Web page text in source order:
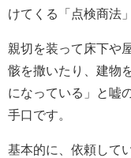
けてくる「点検商法
親切を装って床下や
骸を撒いたり、建物
になっている」と嘘
手口です。
基本的に、依頼して